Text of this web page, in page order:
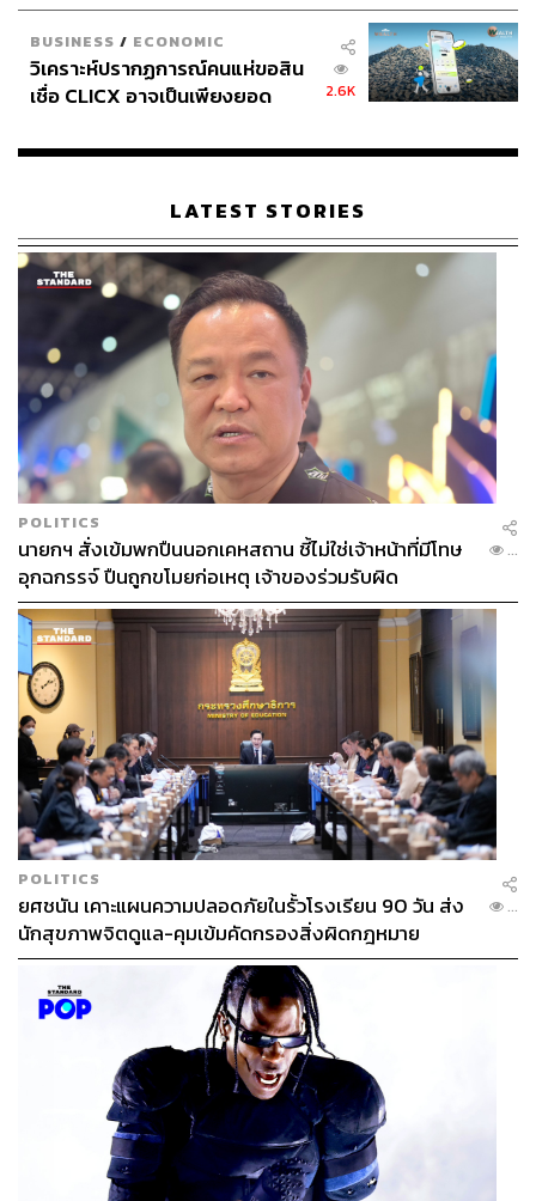
BUSINESS / ECONOMIC
วิเคราะห์ปรากฏการณ์คนแห่ขอสิน
เชื่อ CLICX อาจเป็นเพียงยอด
เรือนไทยที่ถูกซุกไว้
2.6K
LATEST STORIES
POLITICS
นายกฯ สั่งเข้มพกปืนนอกเคหสถาน ชี้ไม่ใช่เจ้าหน้าที่มีโทษ
อุกฉกรรจ์ ปืนถูกขโมยก่อเหตุ เจ้าของร่วมรับผิด
...
POLITICS
ยศชนัน เคาะแผนความปลอดภัยในรั้วโรงเรียน 90 วัน ส่ง
นักสุขภาพจิตดูแล-คุมเข้มคัดกรองสิ่งผิดกฎหมาย
...